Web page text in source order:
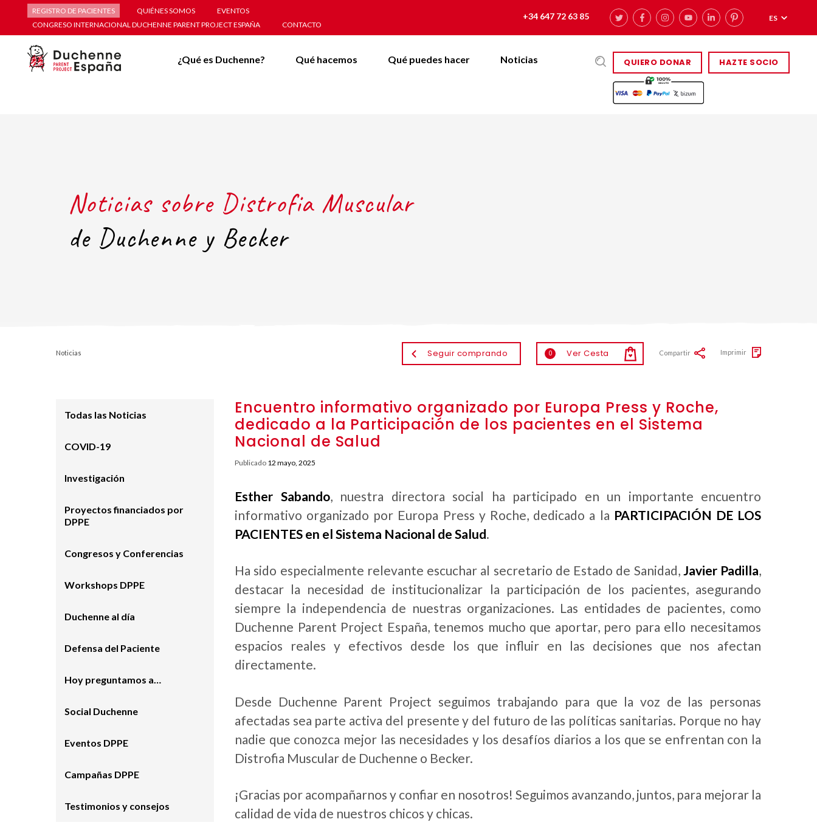
REGISTRO DE PACIENTES QUIÉNES SOMOS
EVENTOS
CONGRESO INTERNACIONAL DUCHENNE PARENT PROJECT ESPAÑA
CONTACTO
+34 647 72 63 85 ES
QUIERO DONAR HAZTE SOCIO
¿Qué es Duchenne? Qué hacemos Qué puedes hacer Noticias
Noticias sobre Distrofia Muscular
de Duchenne y Becker
Noticias Seguir comprando 0 Ver Cesta Compartir Imprimir
Encuentro informativo organizado por Europa Press y Roche,
dedicado a la Participación de los pacientes en el Sistema
Nacional de Salud
Publicado 12 mayo, 2025
Esther Sabando, nuestra directora social ha participado en un importante encuentro
informativo organizado por Europa Press y Roche, dedicado a la PARTICIPACIÓN DE LOS
PACIENTES en el Sistema Nacional de Salud.
Ha sido especialmente relevante escuchar al secretario de Estado de Sanidad, Javier Padilla,
destacar la necesidad de institucionalizar la participación de los pacientes, asegurando
siempre la independencia de nuestras organizaciones. Las entidades de pacientes, como
Duchenne Parent Project España, tenemos mucho que aportar, pero para ello necesitamos
espacios reales y efectivos desde los que influir en las decisiones que nos afectan
directamente.
Desde Duchenne Parent Project seguimos trabajando para que la voz de las personas
afectadas sea parte activa del presente y del futuro de las políticas sanitarias. Porque no hay
nadie que conozca mejor las necesidades y los desafíos diarios a los que se enfrentan con la
Distrofia Muscular de Duchenne o Becker.
¡Gracias por acompañarnos y confiar en nosotros! Seguimos avanzando, juntos, para mejorar la
calidad de vida de nuestros chicos y chicas.
Todas las Noticias
COVID-19
Investigación
Proyectos financiados por
DPPE
Congresos y Conferencias
Workshops DPPE
Duchenne al día
Defensa del Paciente
Hoy preguntamos a…
Social Duchenne
Eventos DPPE
Campañas DPPE
Testimonios y consejos